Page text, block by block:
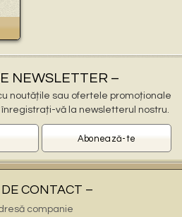
pitici și troli –
pentru flori –
lei.
NEWSLETTER –
noutățile sau ofertele promoționale
vă la newsletterul nostru.
CONTACT –
companie